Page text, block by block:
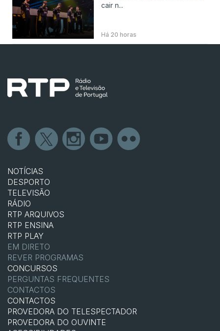
cair n...
Há 20 horas
NOTÍCIAS
DESPORTO
TELEVISÃO
RÁDIO
RTP ARQUIVOS
RTP ENSINA
RTP PLAY
EM DIRETO
REVER PROGRAMAS
CONCURSOS
PERGUNTAS FREQUENTES
CONTACTOS
CONTACTOS
PROVEDORA DO TELESPECTADOR
PROVEDORA DO OUVINTE